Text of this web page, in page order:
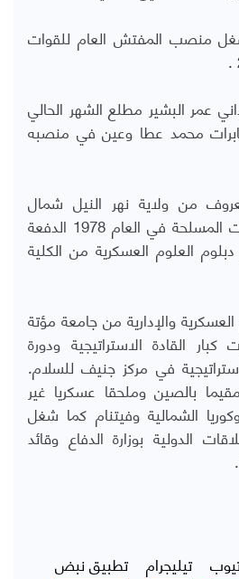
منصب المفتش العام للقوات
عمر البشير مطلع الشهر الحالي
محمد عطا وعين في منصبه
من ولاية نهر النيل شمال
السودان والتحق بالقوات المسلحة في العام 1978 الدفعة
العلوم العسكرية من الكلية
والإدارية من جامعة مؤتة
كبار القادة الاستراتيجية ودورة
في مركز جنيف للسلام.
بالصين وملحقا عسكريا غير
الشمالية وفيتنام كما شغل
الدولية بوزارة الدفاع وقائد
تيليجرام تطبيق نبض